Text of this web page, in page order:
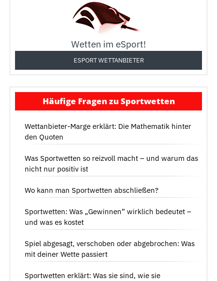
Wetten im eSport!
ESPORT WETTANBIETER
Häufige Fragen zu Sportwetten
Wettanbieter-Marge erklärt: Die Mathematik hinter
den Quoten
Was Sportwetten so reizvoll macht – und warum das
nicht nur positiv ist
Wo kann man Sportwetten abschließen?
Sportwetten: Was „Gewinnen” wirklich bedeutet –
und was es kostet
Spiel abgesagt, verschoben oder abgebrochen: Was
mit deiner Wette passiert
Sportwetten erklärt: Was sie sind, wie sie